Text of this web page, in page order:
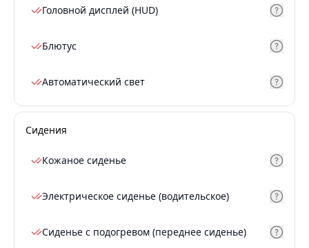
Головной дисплей (HUD)
Блютус
Автоматический свет
Сидения
Кожаное сиденье
Электрическое сиденье (водительское)
Сиденье с подогревом (переднее сиденье)